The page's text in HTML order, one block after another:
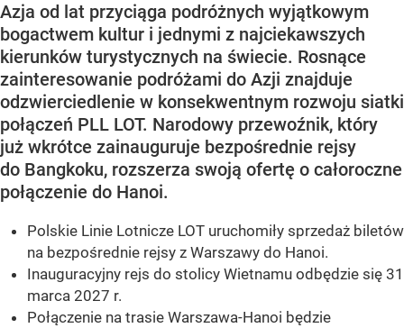
Azja od lat przyciąga podróżnych wyjątkowym
bogactwem kultur i jednymi z najciekawszych
kierunków turystycznych na świecie. Rosnące
zainteresowanie podróżami do Azji znajduje
odzwierciedlenie w konsekwentnym rozwoju siatki
połączeń PLL LOT. Narodowy przewoźnik, który
już wkrótce zainauguruje bezpośrednie rejsy
do Bangkoku, rozszerza swoją ofertę o całoroczne
połączenie do Hanoi.
Polskie Linie Lotnicze LOT uruchomiły sprzedaż biletów
na bezpośrednie rejsy z Warszawy do Hanoi.
Inauguracyjny rejs do stolicy Wietnamu odbędzie się 31
marca 2027 r.
Połączenie na trasie Warszawa-Hanoi będzie